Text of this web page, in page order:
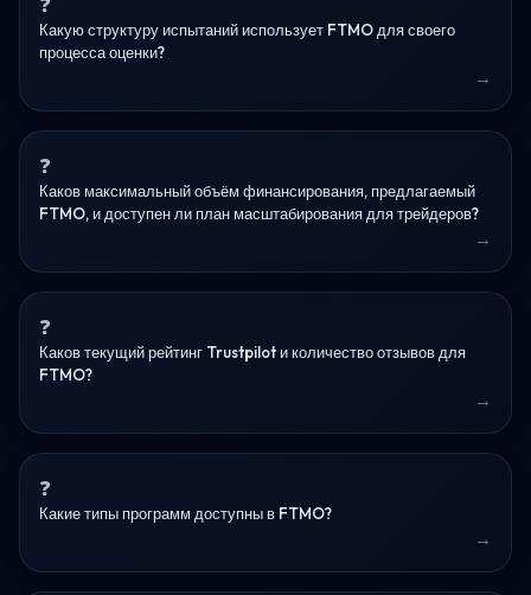
Какую структуру испытаний использует FTMO для своего
процесса оценки?
Каков максимальный объём финансирования, предлагаемый
FTMO, и доступен ли план масштабирования для трейдеров?
Каков текущий рейтинг Trustpilot и количество отзывов для
FTMO?
Какие типы программ доступны в FTMO?